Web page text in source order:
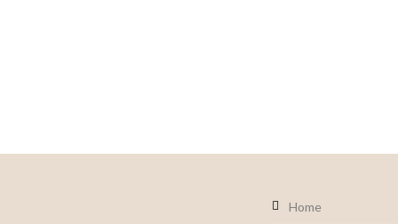
Home